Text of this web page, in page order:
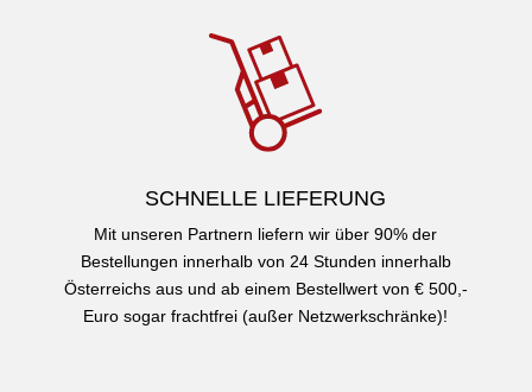
SCHNELLE LIEFERUNG
Mit unseren Partnern liefern wir über 90% der
Bestellungen innerhalb von 24 Stunden innerhalb
Österreichs aus und ab einem Bestellwert von € 500,-
Euro sogar frachtfrei (außer Netzwerkschränke)!